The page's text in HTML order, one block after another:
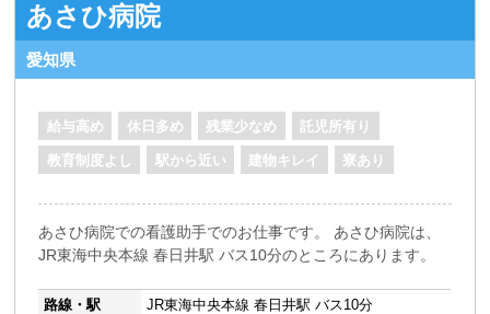
あさひ病院
愛知県
給与高め 休日多め 残業少なめ 託児所有り
教育制度よし 駅から近い 建物キレイ 寮あり
あさひ病院での看護助手でのお仕事です。 あさひ病院は、
JR東海中央本線 春日井駅 バス10分のところにあります。
路線・駅
JR東海中央本線 春日井駅 バス10分